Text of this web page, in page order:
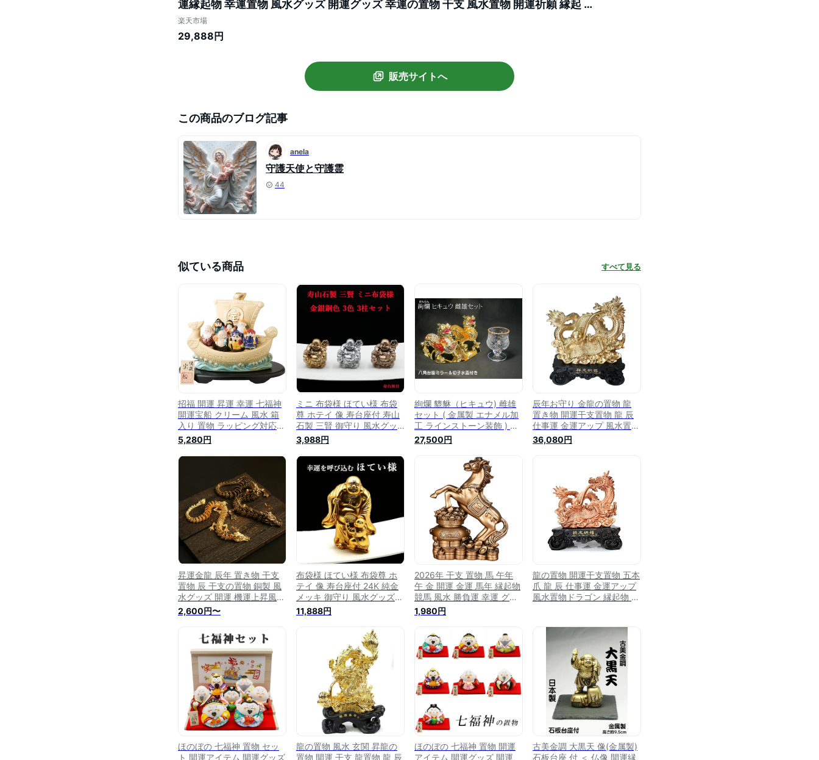
運縁起物 幸運置物 風水グッズ 開運グッズ 幸運の置物 干支 風水置物 開運祈願 縁起 金
運上昇 招福 勝負運 金銭運 メンズ レディース お金が貯まる 競馬 人気 樹脂製 樹脂
2024 辰年
楽天市場
29,888円
販売サイトへ
この商品のブログ記事
anela
守護天使と守護霊
44
似ている商品 すべて見る
招福 開運 昇運 幸運 七福神
開運宝船 クリーム 風水 箱
入り 置物 ラッピング対応
のし対応 箱入り 開運祈願
金運祈願 インテリア 開店祝
い 縁起物 陶器 ギフト プレ
5,280円
ミニ 布袋様 ほてい様 布袋
尊 ホテイ 像 寿台座付 寿山
石製 三賢 御守り 風水グッ
ズ 開運グッズ 幸運 開運イ
ンテリア お守り 金運アップ
金運グッズ 開運アイテム 開
運祈願 EBISU 七福神の置物
契此 定応大師 長汀子 釈契
此 開運縁起物 幸運置物 七
福神 置物 開運 子宝 良縁
3,988円
絢爛 貔貅（ヒキュウ) 雌雄
セット ( 金属製 エナメル加
工 ラインストーン装飾 ) ＆
クリスタル 切子水盃 ＆ 八
角鏡台座ミラー ＜風水グッ
ズ・開運グッズ・幸運の置
物＞ 金運 魔除け 仕事運 金
銭運 幸運 風水 置物 縁起物
27,500円
辰年お守り 金龍の置物 龍
置き物 開運干支置物 龍 辰
仕事運 金運アップ 風水置物
金運置物 縁起物 辰年お守り
開運 風水 アイテム 開運グ
36,080円
昇運金龍 辰年 置き物 干支
置物 辰 干支の置物 銅製 風
水グッズ 開運 機運上昇風水
龍 置物 縁起物 厄除け 吉祥
開運 贈答 ギフト龍の置物
飾り物 贈り物 新年
2,600円〜
布袋様 ほてい様 布袋尊 ホ
テイ 像 寿台座付 24K 純金
メッキ 御守り 風水グッズ
開運グッズ 幸運 開運インテ
リア お守り 金運アップ 金
運グッズ 開運アイテム 開運
祈願 EBISU 七福神の置物 契
此 定応大師 長汀子 釈契此
開運縁起物 幸運置物 七福神
置物 開運 子宝 良縁 夫
11,888円
2026年 干支 置物 馬 午年
午 金 開運 金運 馬年 縁起物
競馬 風水 勝負運 幸運 グッ
ズ [並行輸入品]
1,980円
龍の置物 開運干支置物 五本
爪 龍 辰 仕事運 金運アップ
風水置物ドラゴン 縁起物 辰
ほのぼの 七福神 置物 セッ
ト 開運アイテム 開運グッズ
龍の置物 風水 玄関 昇龍の
置物 開運 干支 龍置物 龍 辰
ほのぼの 七福神 置物 開運
アイテム 開運グッズ 開運
古美金調 大黒天 像(金属製)
石板台座 付 ＜ 仏像 開運縁